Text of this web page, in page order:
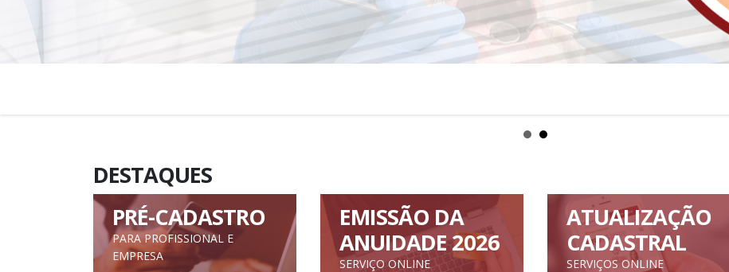
DESTAQUES
PRÉ-CADASTRO
PARA PROFISSIONAL E
EMPRESA
EMISSÃO DA
ANUIDADE 2026
SERVIÇO ONLINE
ATUALIZAÇÃO
CADASTRAL
SERVIÇOS ONLINE